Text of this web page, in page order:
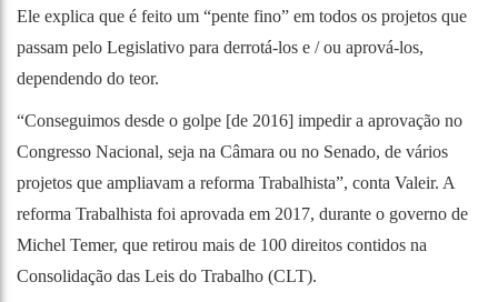
Ele explica que é feito um “pente fino” em todos os projetos que
passam pelo Legislativo para derrotá-los e / ou aprová-los,
dependendo do teor.
“Conseguimos desde o golpe [de 2016] impedir a aprovação no
Congresso Nacional, seja na Câmara ou no Senado, de vários
projetos que ampliavam a reforma Trabalhista”, conta Valeir. A
reforma Trabalhista foi aprovada em 2017, durante o governo de
Michel Temer, que retirou mais de 100 direitos contidos na
Consolidação das Leis do Trabalho (CLT).